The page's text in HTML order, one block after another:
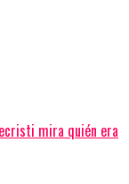
mira quién era